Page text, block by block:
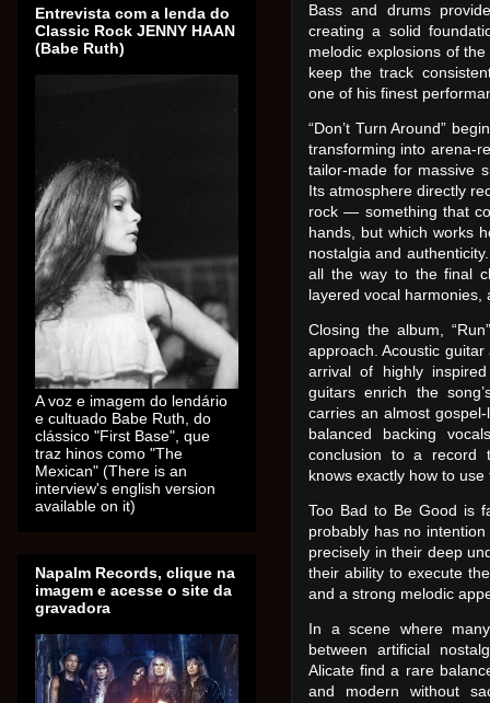
Bass and drums
creating a solid
melodic explosions of
keep the track
one of his finest
“Don’t Turn Around”
transforming into arena-
tailor-made for massive
Its atmosphere directly
rock — something that
hands, but which works
nostalgia and
all the way to the final
layered vocal harmonies,
Closing the album,
approach. Acoustic
arrival of highly
guitars enrich the
carries an almost
balanced backing
conclusion to a record
knows exactly how to
Too Bad to Be Good is
probably has no
precisely in their deep
their ability to execute
and a strong melodic
In a scene where
between artificial
Alicate find a rare
and modern without
Entrevista com a lenda do
Classic Rock JENNY HAAN
(Babe Ruth)
A voz e imagem do lendário
e cultuado Babe Ruth, do
clássico "First Base", que
traz hinos como "The
Mexican" (There is an
interview's english version
available on it)
Napalm Records, clique na
imagem e acesse o site da
gravadora